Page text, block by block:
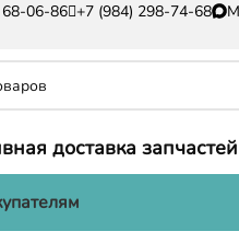
68-06-86 +7 (984) 298-74-68
доставка